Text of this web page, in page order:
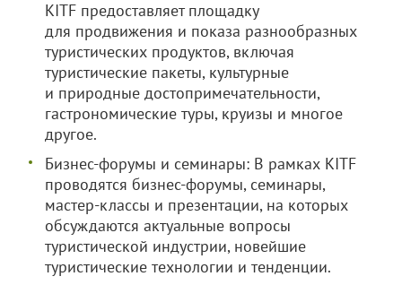
KITF предоставляет площадку
для продвижения и показа разнообразных
туристических продуктов, включая
туристические пакеты, культурные
и природные достопримечательности,
гастрономические туры, круизы и многое
другое.
Бизнес-форумы и семинары: В рамках KITF
проводятся бизнес-форумы, семинары,
мастер-классы и презентации, на которых
обсуждаются актуальные вопросы
туристической индустрии, новейшие
туристические технологии и тенденции.